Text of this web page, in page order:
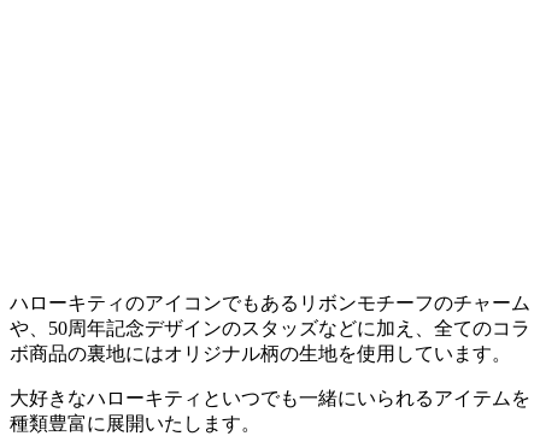
ハローキティのアイコンでもあるリボンモチーフのチャーム
や、50周年記念デザインのスタッズなどに加え、全てのコラ
ボ商品の裏地にはオリジナル柄の生地を使用しています。
大好きなハローキティといつでも一緒にいられるアイテムを
種類豊富に展開いたします。